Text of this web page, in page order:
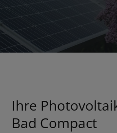
Ihre
Bad Compact